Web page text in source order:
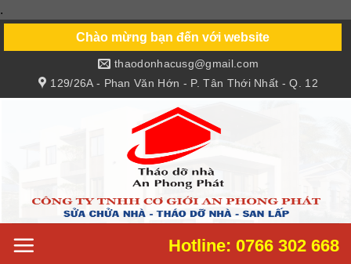
.
content
Chào mừng bạn đến với website
129/26A - Phan Văn Hớn - P. Tân Thới Nhất - Q. 12
thaodonhacusg@gmail.com
Hotline: 0766 302 668